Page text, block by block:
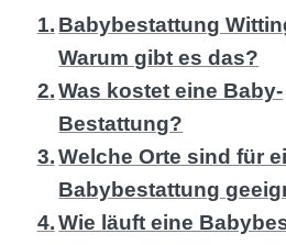
Babybestattung
Warum gibt es das?
Was kostet eine Baby-
Bestattung?
Welche Orte sind für
Babybestattung
Wie läuft eine